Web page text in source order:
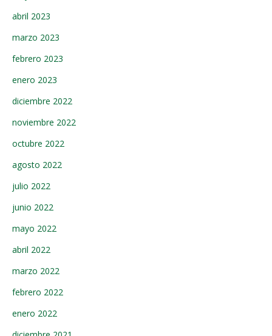
abril 2023
marzo 2023
febrero 2023
enero 2023
diciembre 2022
noviembre 2022
octubre 2022
agosto 2022
julio 2022
junio 2022
mayo 2022
abril 2022
marzo 2022
febrero 2022
enero 2022